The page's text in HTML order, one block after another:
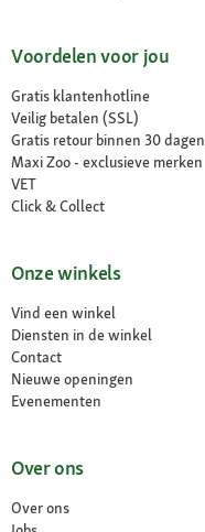
Voordelen voor jou
Gratis klantenhotline
Veilig betalen (SSL)
Gratis retour binnen 30 dagen
Maxi Zoo - exclusieve merken
VET
Click & Collect
Onze winkels
Vind een winkel
Diensten in de winkel
Contact
Nieuwe openingen
Evenementen
Over ons
Over ons